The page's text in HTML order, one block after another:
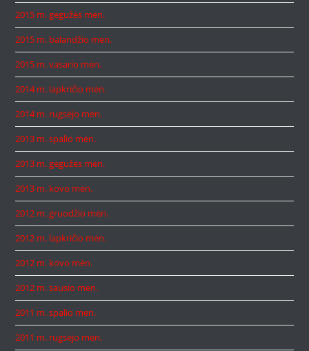
2015 m. gegužės mėn.
2015 m. balandžio mėn.
2015 m. vasario mėn.
2014 m. lapkričio mėn.
2014 m. rugsėjo mėn.
2013 m. spalio mėn.
2013 m. gegužės mėn.
2013 m. kovo mėn.
2012 m. gruodžio mėn.
2012 m. lapkričio mėn.
2012 m. kovo mėn.
2012 m. sausio mėn.
2011 m. spalio mėn.
2011 m. rugsėjo mėn.